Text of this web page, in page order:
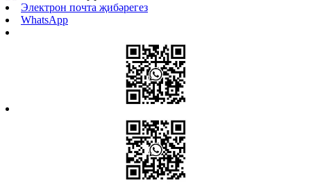
Электрон почта җибәрегез
WhatsApp